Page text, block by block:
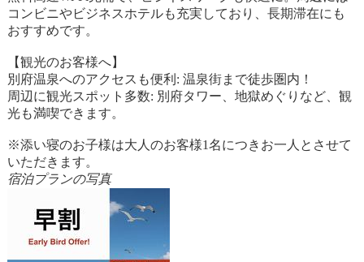
コンビニやビジネスホテルも充実しており、長期滞在にも
おすすめです。
【観光のお客様へ】
別府温泉へのアクセスも便利: 温泉街まで徒歩圏内！
周辺に観光スポット多数: 別府タワー、地獄めぐりなど、観
光も満喫できます。
※添い寝のお子様は大人のお客様1名につきお一人とさせて
いただきます。
宿泊プランの写真